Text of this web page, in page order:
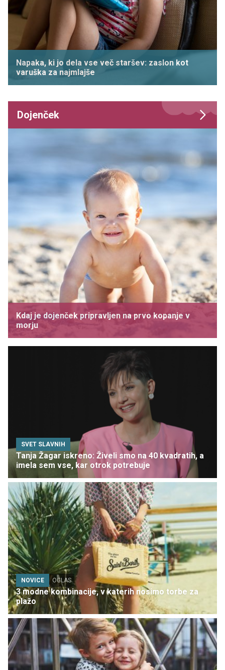
Napaka, ki jo dela vse več staršev: zaslon kot
varuška za najmlajše
Dojenček
Kdaj je dojenček pripravljen na prvo kopanje v
morju
SVET SLAVNIH
Tanja Žagar iskreno: Živeli smo na 40 kvadratih, a
imela sem vse, kar otrok potrebuje
NOVICE OGLAS
3 modne kombinacije, v katerih nosimo torbe za
plažo